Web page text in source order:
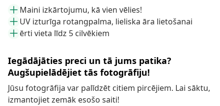
Maini izkārtojumu, kā vien vēlies!
UV izturīga rotangpalma, lieliska āra lietošanai
ērti vieta līdz 5 cilvēkiem
Iegādājāties preci un tā jums patika?
Augšupielādējiet tās fotogrāfiju!
Jūsu fotogrāfija var palīdzēt citiem pircējiem. Lai sāktu,
izmantojiet zemāk esošo saiti!